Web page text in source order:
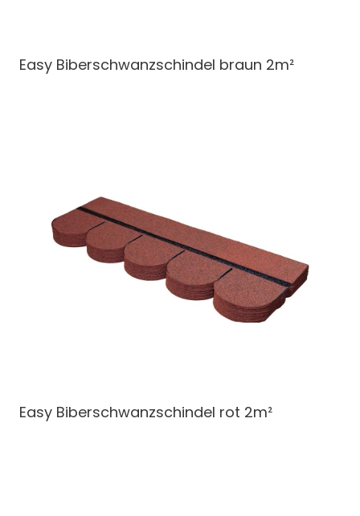
Easy Biberschwanzschindel braun 2m²
Easy Biberschwanzschindel rot 2m²